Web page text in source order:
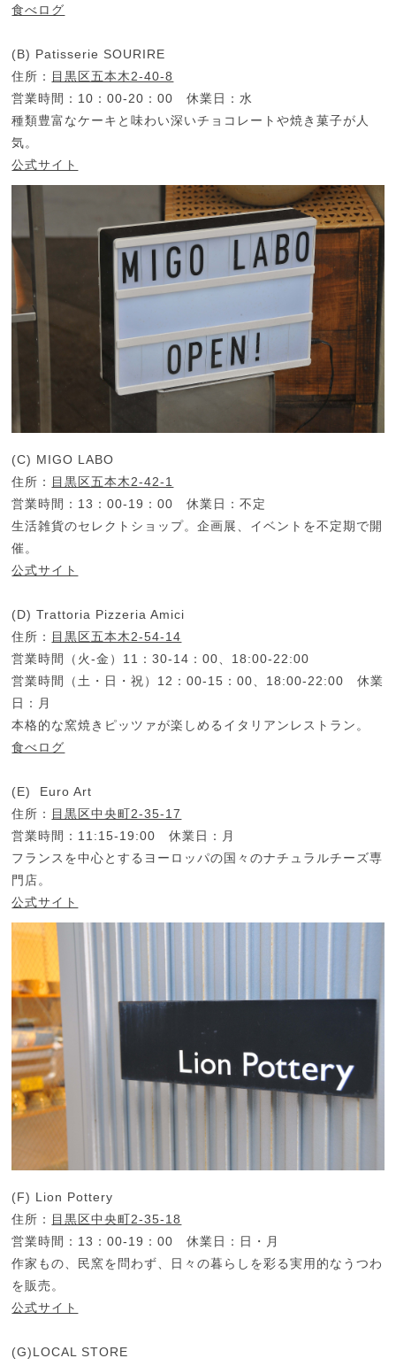
食べログ
(B) Patisserie SOURIRE
住所： 目黒区五本木2-40-8
営業時間：10：00-20：00 休業日：水
種類豊富なケーキと味わい深いチョコレートや焼き菓子が人
気。
公式サイト
(C) MIGO LABO
住所： 目黒区五本木2-42-1
営業時間：13：00-19：00 休業日：不定
生活雑貨のセレクトショップ。企画展、イベントを不定期で開
催。
公式サイト
(D) Trattoria Pizzeria Amici
住所： 目黒区五本木2-54-14
営業時間（火-金）11：30-14：00、18:00-22:00
営業時間（土・日・祝）12：00-15：00、18:00-22:00 休業
日：月
本格的な窯焼きピッツァが楽しめるイタリアンレストラン。
食べログ
(E) Euro Art
住所： 目黒区中央町2-35-17
営業時間：11:15-19:00 休業日：月
フランスを中心とするヨーロッパの国々のナチュラルチーズ専
門店。
公式サイト
(F) Lion Pottery
住所： 目黒区中央町2-35-18
営業時間：13：00-19：00 休業日：日・月
作家もの、民窯を問わず、日々の暮らしを彩る実用的なうつわ
を販売。
公式サイト
(G)LOCAL STORE